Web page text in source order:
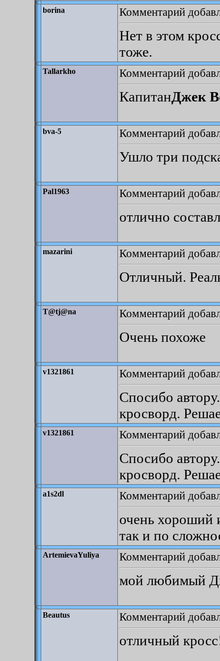
borina Комментарий
Нет в этом
тоже.
Tallarkho Комментарий
КапитанДжек
bva-5 Комментарий
Ушло три
Pal1963 Комментарий
отлично
mazarini Комментарий
Отличный.
T@tj@na Комментарий
Очень похоже
v1321861 Комментарий
Спосибо
кросворд.
v1321861 Комментарий
Спосибо
кросворд.
a1s2dl Комментарий
очень хороший
так и по
ArtemievaYuliya Комментарий
мой любимый
Beautus Комментарий
отличный